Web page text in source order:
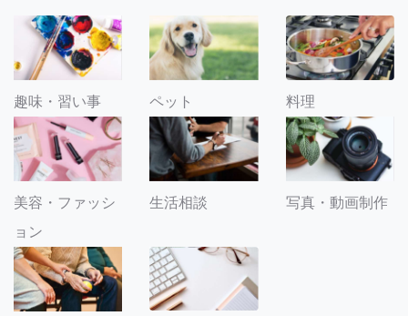
趣味・習い事 ペット 料理
美容・ファッシ
ョン
生活相談 写真・動画制作